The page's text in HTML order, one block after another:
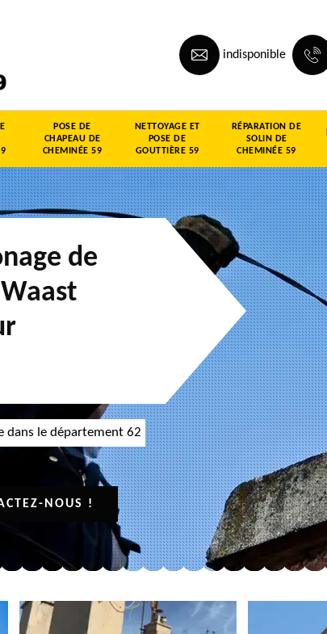
indisponible
POSE DE
CHAPEAU DE
CHEMINÉE 59
NETTOYAGE ET
POSE DE
GOUTTIÈRE 59
RÉPARATION DE
SOLIN DE
CHEMINÉE 59
de
dans le département 62
NOUS !